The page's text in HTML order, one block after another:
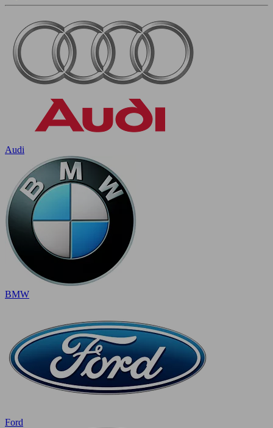
Audi
BMW
Ford